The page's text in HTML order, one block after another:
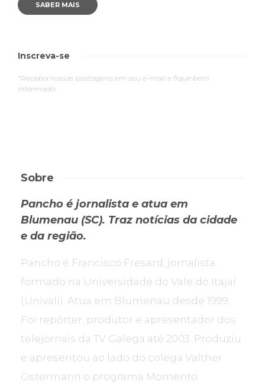
SABER MAIS
Inscreva-se
*Receba nossas postagens em seu e-mail e fique bem
informado.
Sobre
Pancho é jornalista e atua em
Blumenau (SC). Traz notícias da cidade
e da região.
Pancho é Francisco Fresard, jornalista
formado na Universidade do Vale do Itajaí
(Univali). Atua em Blumenau desde 1999.
Foi repórter, produtor e apresentador dos
telejornais da TV Galega até 2003. Produziu
e apresentou ao lado do colega Valther
Ostermann o programa Momento